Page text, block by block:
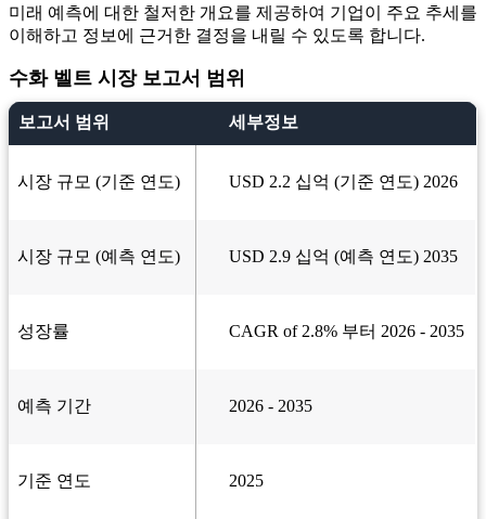
미래 예측에 대한 철저한 개요를 제공하여 기업이 주요 추세를
이해하고 정보에 근거한 결정을 내릴 수 있도록 합니다.
수화 벨트 시장 보고서 범위
보고서 범위 세부정보
시장 규모 (기준 연도) USD 2.2 십억 (기준 연도) 2026
시장 규모 (예측 연도) USD 2.9 십억 (예측 연도) 2035
성장률 CAGR of 2.8% 부터 2026 - 2035
예측 기간 2026 - 2035
기준 연도 2025